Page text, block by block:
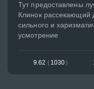
Тут предоставлены
Клинок рассекающий
сильного и
усмотрение
9.62 ( 1030)